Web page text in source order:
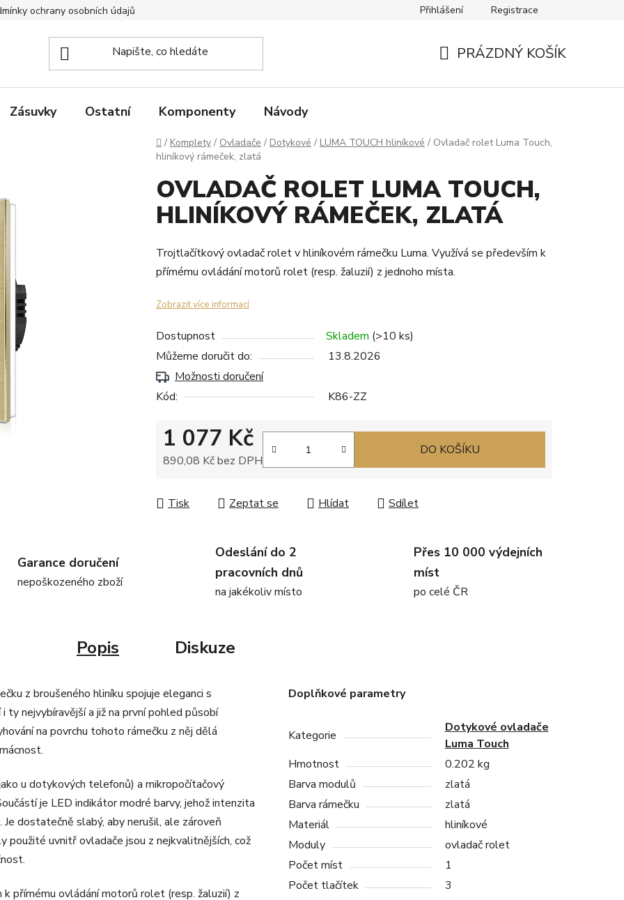
ochrany osobních údajů KontaktyPřihlášení Registrace
PRÁZDNÝ KOŠÍK
Zásuvky Ostatní Komponenty Návody
Domů
/ Komplety / Ovladače / Dotykové / LUMA TOUCH hliníkové / Ovladač rolet Luma Touch,
hliníkový rámeček, zlatá
OVLADAČ ROLET LUMA TOUCH,
HLINÍKOVÝ RÁMEČEK, ZLATÁ
Trojtlačítkový ovladač rolet v hliníkovém rámečku Luma. Využívá se především k
přímému ovládání motorů rolet (resp. žaluzií) z jednoho místa.
Zobrazit více informací
Dostupnost Skladem (>10 ks)
Můžeme doručit do:
13.8.2026
Možnosti doručení
Kód:
K86-ZZ
1 077 Kč
890,08 Kč bez DPH
DO KOŠÍKU
Tisk Zeptat se Hlídat Sdílet
Garance doručení
nepoškozeného zboží
Odeslání do 2
pracovních dnů
na jakékoliv místo
Přes 10 000 výdejních
míst
po celé ČR
Popis Diskuze
z broušeného hliníku spojuje eleganci s
nejvybíravější a již na první pohled působí
na povrchu tohoto rámečku z něj dělá
u dotykových telefonů) a mikropočítačový
je LED indikátor modré barvy, jehož intenzita
dostatečně slabý, aby nerušil, ale zároveň
uvnitř ovladače jsou z nejkvalitnějších, což
přímému ovládání motorů rolet (resp. žaluzií) z
Doplňkové parametry
Kategorie
Dotykové ovladače
Luma Touch
Hmotnost
0.202 kg
Barva modulů
zlatá
Barva rámečku
zlatá
Materiál
hliníkové
Moduly
ovladač rolet
Počet míst
1
Počet tlačítek
3